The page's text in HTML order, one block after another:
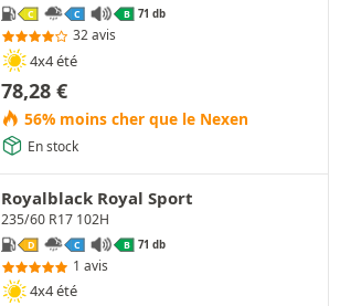
C C B 71 db
32 avis
4x4 été
78,28 €
56% moins cher que le Nexen
En stock
Royalblack Royal Sport
235/60 R17 102H
D C B 71 db
1 avis
4x4 été